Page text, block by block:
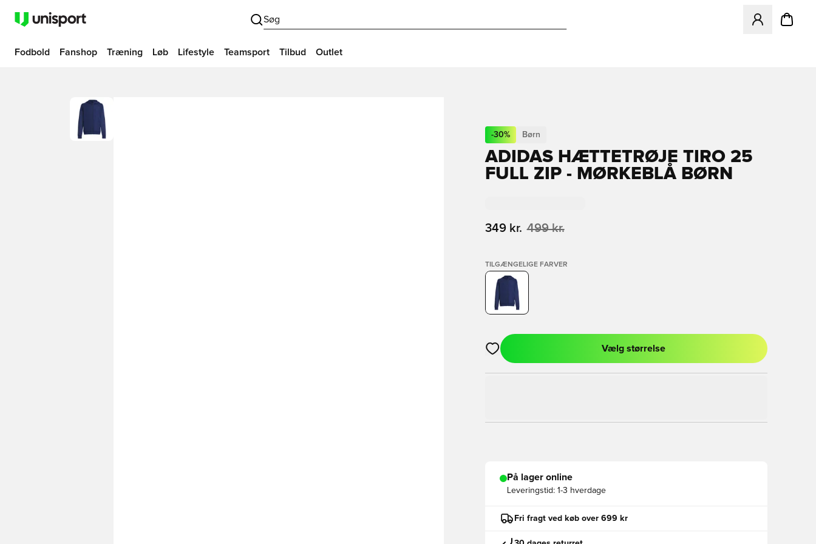
Søg
Åbner en
Fodbold Fanshop Træning Løb Lifestyle Teamsport Tilbud Outlet
-30% Børn
ADIDAS HÆTTETRØJE TIRO 25
FULL ZIP - MØRKEBLÅ BØRN
349 kr. 499 kr.
TILGÆNGELIGE FARVER
Åbner en Modal til at logge ind eller tilmelde dig som medlem
Vælg størrelse
På lager online
Leveringstid: 1-3 hverdage
Fri fragt ved køb over 699 kr